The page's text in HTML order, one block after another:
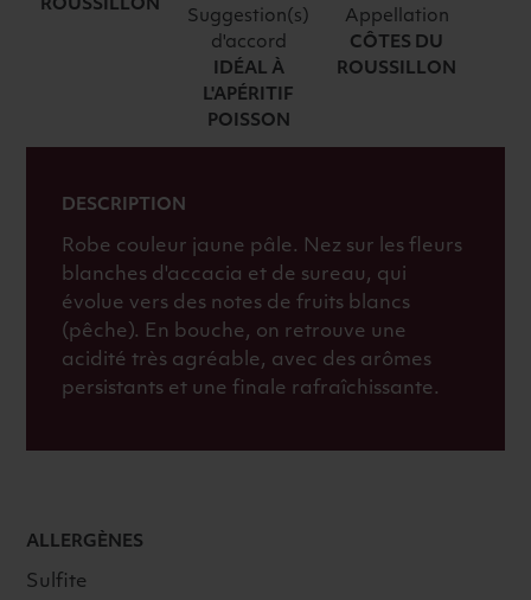
BIO
2025
BLANC
ROUSSILLON
Suggestion(s)
d'accord
IDÉAL À
L'APÉRITIF
POISSON
Appellation
CÔTES DU
ROUSSILLON
DESCRIPTION
Robe couleur jaune pâle. Nez sur les fleurs
blanches d'accacia et de sureau, qui
évolue vers des notes de fruits blancs
(pêche). En bouche, on retrouve une
acidité très agréable, avec des arômes
persistants et une finale rafraîchissante.
ALLERGÈNES
Sulfite